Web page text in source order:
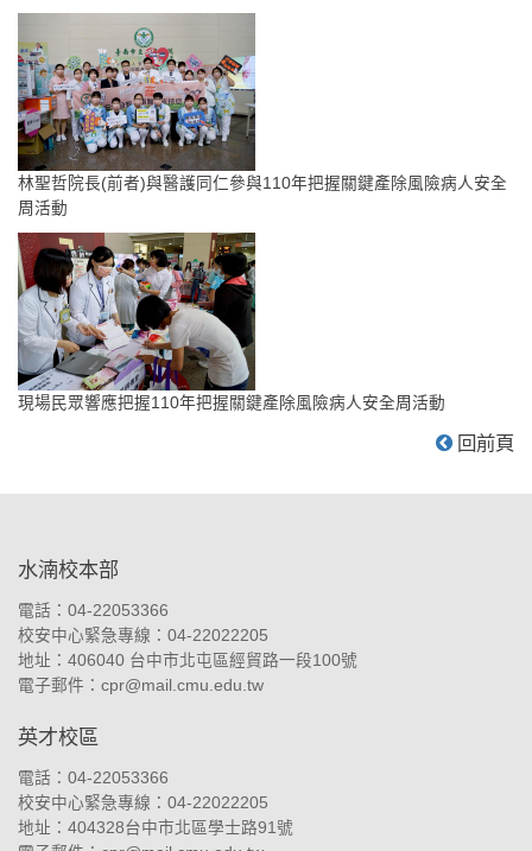
林聖哲院長(前者)與醫護同仁參與110年把握關鍵產除風險病人安全
周活動
現場民眾響應把握110年把握關鍵產除風險病人安全周活動
回前頁
水湳校本部
電話：04-22053366
校安中心緊急專線：04-22022205
地址： 406040 台中市北屯區經貿路一段100號
電子郵件： cpr@mail.cmu.edu.tw
英才校區
電話：04-22053366
校安中心緊急專線：04-22022205
地址： 404328台中市北區學士路91號